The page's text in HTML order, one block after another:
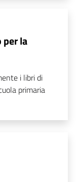
la
i libri di
primaria